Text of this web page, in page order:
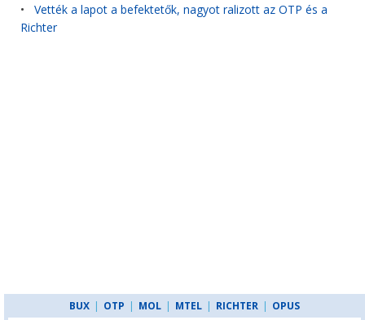
• Vették a lapot a befektetők, nagyot ralizott az OTP és a
Richter
BUX | OTP | MOL | MTEL | RICHTER | OPUS